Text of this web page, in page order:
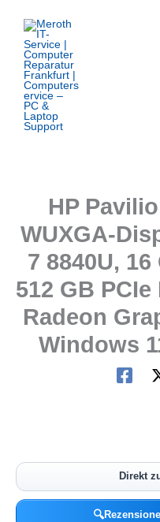
Inhalt
springen
HP
WUXGA-
7 8840U,
512 GB PCIe
Radeon
Windows
Direkt
🔍